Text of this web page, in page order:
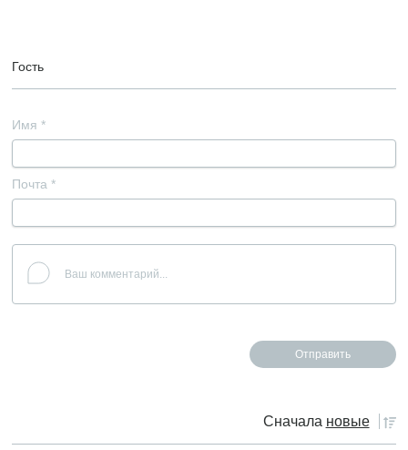
Гость
Имя *
Почта *
Сначала новые